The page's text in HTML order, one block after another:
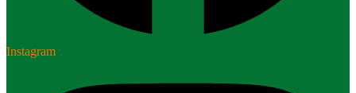
Instagram